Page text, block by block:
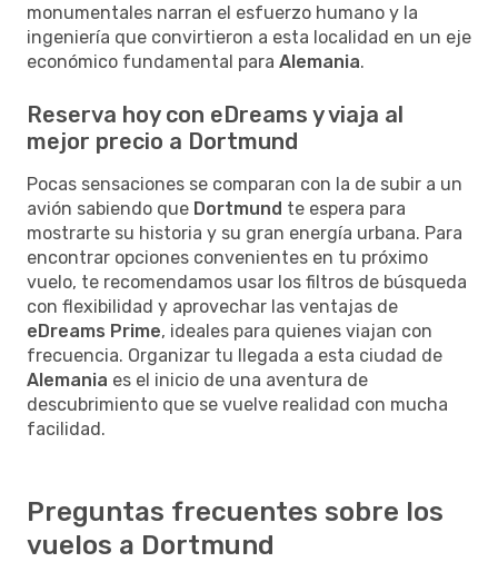
monumentales narran el esfuerzo humano y la
ingeniería que convirtieron a esta localidad en un eje
económico fundamental para Alemania.
Reserva hoy con eDreams y viaja al
mejor precio a Dortmund
Pocas sensaciones se comparan con la de subir a un
avión sabiendo que Dortmund te espera para
mostrarte su historia y su gran energía urbana. Para
encontrar opciones convenientes en tu próximo
vuelo, te recomendamos usar los filtros de búsqueda
con flexibilidad y aprovechar las ventajas de
eDreams Prime, ideales para quienes viajan con
frecuencia. Organizar tu llegada a esta ciudad de
Alemania es el inicio de una aventura de
descubrimiento que se vuelve realidad con mucha
facilidad.
Preguntas frecuentes sobre los
vuelos a Dortmund